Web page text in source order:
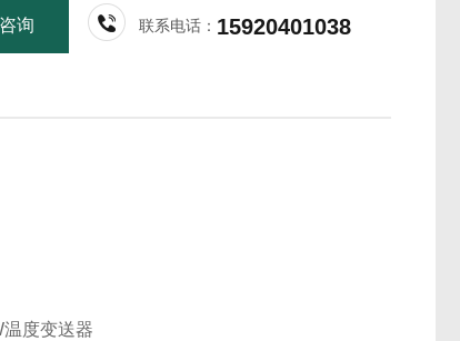
询 联系电话： 15920401038
度变送器